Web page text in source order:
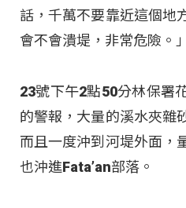
話，千萬不要靠近這個地
會不會潰堤，非常危險。」
23號下午2點50分林保署
的警報，大量的溪水夾雜
而且一度沖到河堤外面，
也沖進Fata’an部落。